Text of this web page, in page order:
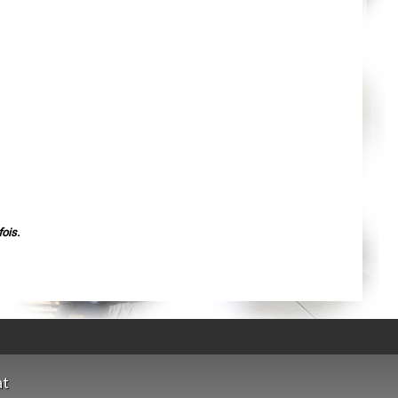
Strasbourg
Mulhouse
Chalon-sur-Saône